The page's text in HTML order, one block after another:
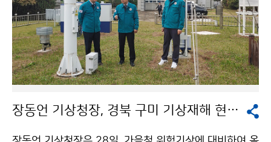
장동언 기상청장, 경북 구미 기상재해 현장 방문